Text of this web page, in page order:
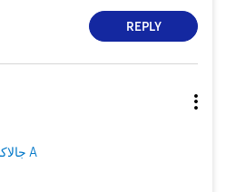
REPLY
جالاكسى A